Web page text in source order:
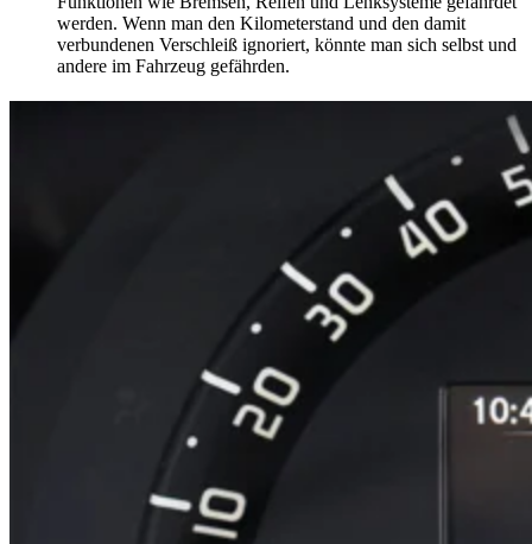
werden. Wenn man den Kilometerstand und den damit
verbundenen Verschleiß ignoriert, könnte man sich selbst und
andere im Fahrzeug gefährden.